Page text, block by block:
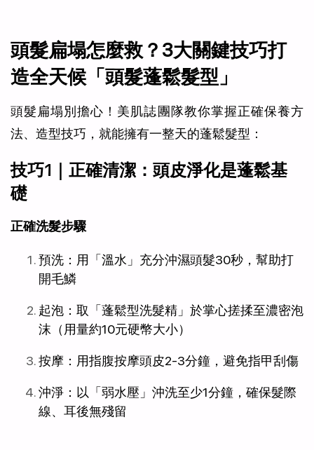
頭髮扁塌怎麼救？3大關鍵技巧打
造全天候「頭髮蓬鬆髮型」
頭髮扁塌別擔心！美肌誌團隊教你掌握正確保養方
法、造型技巧，就能擁有一整天的蓬鬆髮型：
技巧1｜正確清潔：頭皮淨化是蓬鬆基
礎
正確洗髮步驟
預洗：用「溫水」充分沖濕頭髮30秒，幫助打
開毛鱗
起泡：取「蓬鬆型洗髮精」於掌心搓揉至濃密泡
沫（用量約10元硬幣大小）
按摩：用指腹按摩頭皮2-3分鐘，避免指甲刮傷
沖淨：以「弱水壓」沖洗至少1分鐘，確保髮際
線、耳後無殘留